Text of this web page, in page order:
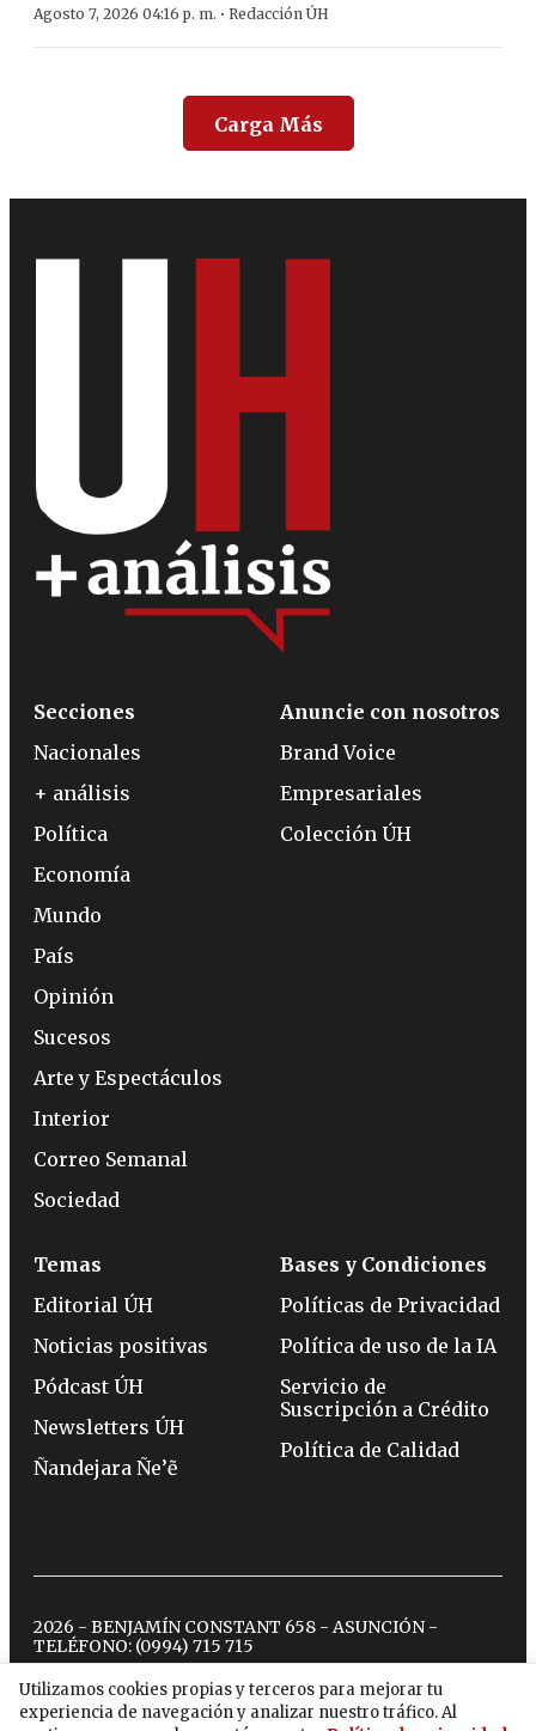
Agosto 7, 2026 04:16 p. m. · Redacción ÚH
Carga Más
Utilizamos cookies propias y terceros para mejorar tu
experiencia de navegación y analizar nuestro tráfico. Al
Secciones
Nacionales
+ análisis
Política
Economía
Mundo
País
Opinión
Sucesos
Arte y Espectáculos
Interior
Correo Semanal
Sociedad
Anuncie con nosotros
Brand Voice
Empresariales
Colección ÚH
Temas
Editorial ÚH
Noticias positivas
Pódcast ÚH
Newsletters ÚH
Ñandejara Ñe’ẽ
Bases y Condiciones
Políticas de Privacidad
Política de uso de la IA
Servicio de
Suscripción a Crédito
Política de Calidad
2026 - BENJAMÍN CONSTANT 658 - ASUNCIÓN -
TELÉFONO: (0994) 715 715
twitterinstagram
facebook
tiktokyoutubespotify